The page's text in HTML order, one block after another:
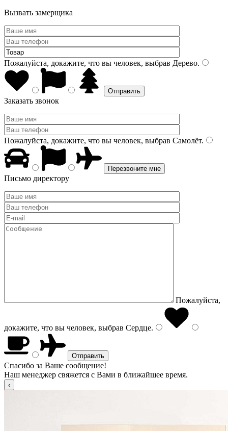
Вызвать замерщика
Пожалуйста, докажите, что вы человек, выбрав Дерево.
Заказать звонок
Пожалуйста, докажите, что вы человек, выбрав Самолёт.
Письмо директору
Пожалуйста,
докажите, что вы человек, выбрав Сердце.
Спасибо за Ваше сообщение!
Наш менеджер свяжется с Вами в ближайшее время.